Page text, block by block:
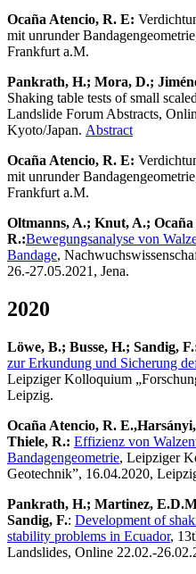
Ocaña Atencio, R. E:
mit unrunder
Frankfurt a.M.
Pankrath, H.; Mora, D.;
Shaking table tests of small
Landslide Forum Abstracts,
Kyoto/Japan. Abstract
Ocaña Atencio, R. E:
mit unrunder
Frankfurt a.M.
Oltmanns, A.; Knut, A.;
R.:Bewegungsanalyse von
Bandage,
26.-27.05.2021, Jena.
2020
Löwe, B.; Busse, H.; Sandig,
zur Erkundung und Sicherung
Leipziger Kolloquium
Leipzig.
Ocaña Atencio, R. E.,
Thiele, R.: Effizienz von
Bandagengeometrie, Leipziger
Geotechnik”, 16.04.2020,
Pankrath, H.; Martinez,
Sandig, F.: Development of
stability problems in Ecuador,
Landslides, Online 22.02.-